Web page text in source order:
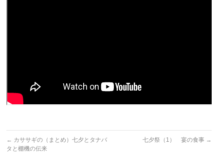
← カササギの（まとめ）七夕とタナバ
タと棚機の伝来
七夕祭（1） 宴の食事 →